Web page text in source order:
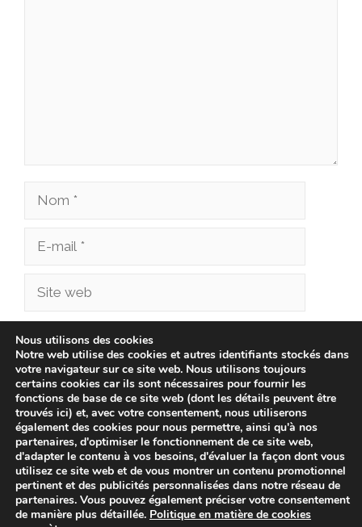
Nom
Site
Enregistrer mon nom, mon e-mail et mon site
dans le navigateur pour mon prochain
commentaire.
Nous utilisons des cookies
Notre web utilise des cookies et autres identifiants stockés dans
votre navigateur sur ce site web. Nous utilisons toujours
certains cookies car ils sont nécessaires pour fournir les
fonctions de base de ce site web (dont les détails peuvent être
trouvés ici) et, avec votre consentement, nous utiliserons
également des cookies pour nous permettre, ainsi qu'à nos
partenaires, d'optimiser le fonctionnement de ce site web,
d'adapter le contenu à vos besoins, d'évaluer la façon dont vous
utilisez ce site web et de vous montrer un contenu promotionnel
pertinent et des publicités personnalisées dans notre réseau de
partenaires. Vous pouvez également préciser votre consentement
de manière plus détaillée. Politique en matière de cookies